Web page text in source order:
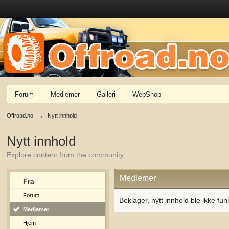
Forum Medlemer Galleri WebShop
Offroad.no → Nytt innhold
Nytt innhold
Explore content from the community
Fra
Forum
Medlemer
Hjem
Medlemer
Beklager, nytt innhold ble ikke